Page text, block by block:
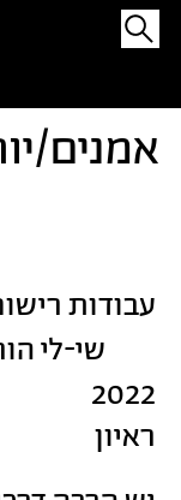
ראיון
עבודות
שי-לי
2022
אמנים/